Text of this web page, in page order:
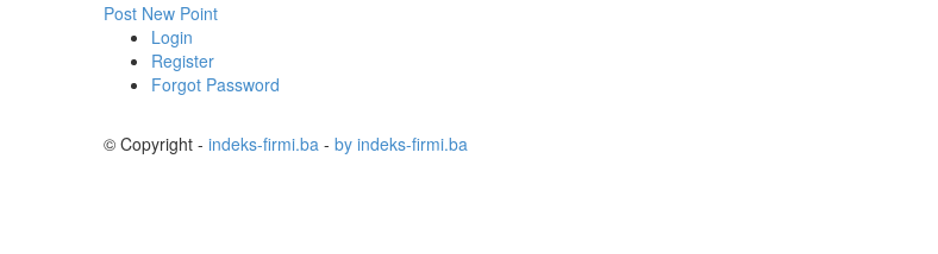
Post New Point
Login
Register
Forgot Password
© Copyright - indeks-firmi.ba - by indeks-firmi.ba